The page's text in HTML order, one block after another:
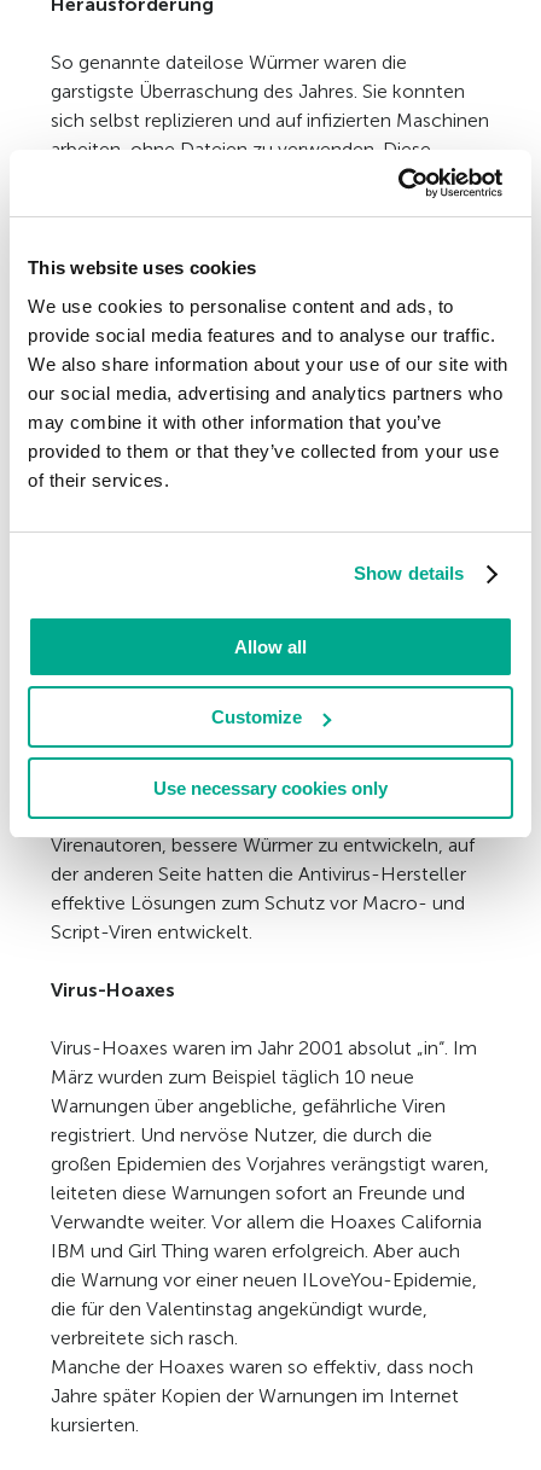
This website uses cookies
We use cookies to personalise content and ads, to
provide social media features and to analyse our traffic.
We also share information about your use of our site with
our social media, advertising and analytics partners who
may combine it with other information that you’ve
provided to them or that they’ve collected from your use
of their services.
Show details
Allow all
Customize
Use necessary cookies only
So genannte dateilose Würmer waren die
garstigste Überraschung des Jahres. Sie konnten
sich selbst replizieren und auf infizierten Maschinen
arbeiten, ohne Dateien zu verwenden. Diese
Würmer existierten nur im RAM und verbreiteten
Experten einiges Kopfzerbrechen. Traditionelle
Antivirus-Programme waren gegenüber dieser
neuen Gefahr nutzlos, denn die Antivirus-Engines
entdeckten schädliche Programme bei deren
Dateioperationen. Kaspersky Lab war der erste
Hersteller, der einen neuen Antivirus-Filter
entwickelte, der die eintreffenden Datenpakete im
Hintergrund prüfte und dateilose Würmer löschte.
Immer mehr Würmer für Windows
Während klassische Viren (vor allem Macro- und
Script-Viren) die Jahre 1999 und 2000
dominierten, war 2001 das Jahr der Würmer für
Windows. Bis zum Herbst waren diese Würmer für
Für diesen Trend gab es zwei Gründe: Auf der einen
Seite erlaubten neue Technologien den
Virenautoren, bessere Würmer zu entwickeln, auf
der anderen Seite hatten die Antivirus-Hersteller
effektive Lösungen zum Schutz vor Macro- und
Script-Viren entwickelt.
Virus-Hoaxes
Virus-Hoaxes waren im Jahr 2001 absolut „in“. Im
März wurden zum Beispiel täglich 10 neue
Warnungen über angebliche, gefährliche Viren
registriert. Und nervöse Nutzer, die durch die
großen Epidemien des Vorjahres verängstigt waren,
leiteten diese Warnungen sofort an Freunde und
Verwandte weiter. Vor allem die Hoaxes California
IBM und Girl Thing waren erfolgreich. Aber auch
die Warnung vor einer neuen ILoveYou-Epidemie,
die für den Valentinstag angekündigt wurde,
verbreitete sich rasch.
Manche der Hoaxes waren so effektiv, dass noch
Jahre später Kopien der Warnungen im Internet
kursierten.